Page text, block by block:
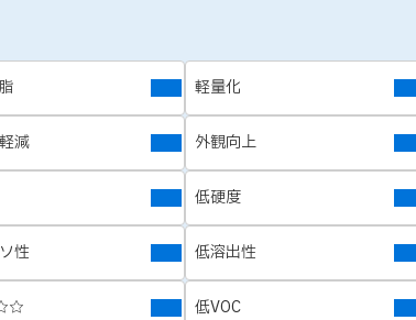
軽量化
減 外観向上
低硬度
性 低溶出性
低VOC